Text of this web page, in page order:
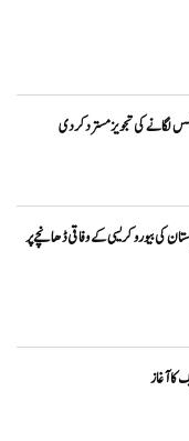
لگانے کی تجویز مسترد کر دی
کی بیوروکریسی کے وفاقی ڈھانچے پر
کا آغاز